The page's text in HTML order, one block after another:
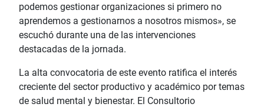
podemos gestionar organizaciones si primero no
aprendemos a gestionarnos a nosotros mismos», se
escuchó durante una de las intervenciones
destacadas de la jornada.
La alta convocatoria de este evento ratifica el interés
creciente del sector productivo y académico por temas
de salud mental y bienestar. El Consultorio